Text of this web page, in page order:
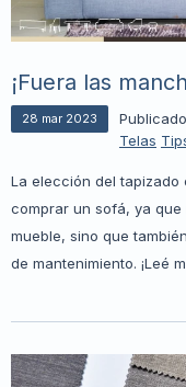
¡Fuera las
28 mar 2023
Telas
La elección del tapizado
comprar un sofá, ya
mueble, sino que
de mantenimiento. ¡Leé